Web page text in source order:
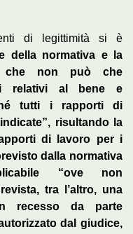
di legittimità si è
della normativa e la
che non può che
relativi al bene e
tutti i rapporti di
risultando la
di lavoro per i
dalla normativa
“ove non
tra l’altro, una
recesso da parte
dal giudice,